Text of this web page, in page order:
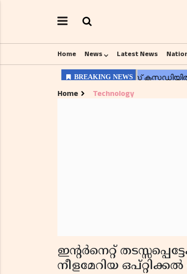
Home News Latest News
Home Technology
ഇന്റര്‍നെറ്റ്
നീളമേറിയ